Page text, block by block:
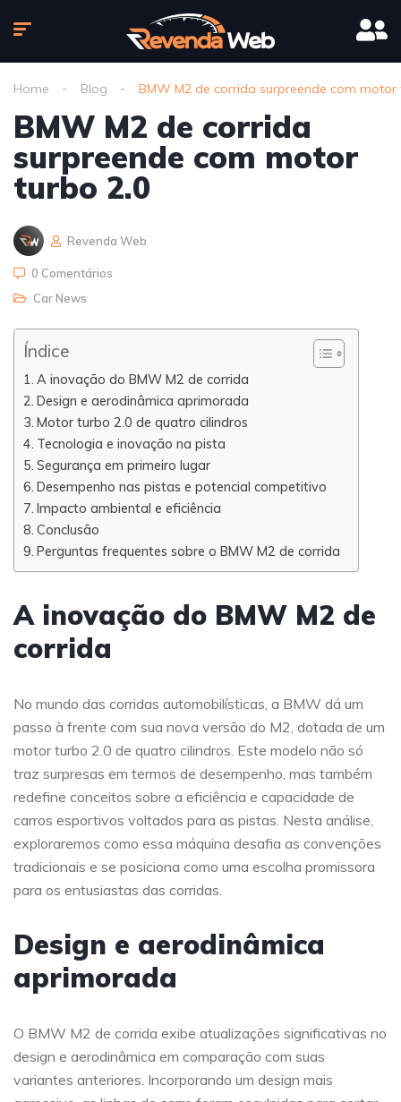
Home Blog BMW M2 de corrida surpreende com motor
BMW M2 de corrida
surpreende com motor
turbo 2.0
Revenda Web
0 Comentários
Car News
Índice
A inovação do BMW M2 de corrida
Design e aerodinâmica aprimorada
Motor turbo 2.0 de quatro cilindros
Tecnologia e inovação na pista
Segurança em primeiro lugar
Desempenho nas pistas e potencial competitivo
Impacto ambiental e eficiência
Conclusão
Perguntas frequentes sobre o BMW M2 de corrida
A inovação do BMW M2 de
corrida
No mundo das corridas automobilísticas, a BMW dá um
passo à frente com sua nova versão do M2, dotada de um
motor turbo 2.0 de quatro cilindros. Este modelo não só
traz surpresas em termos de desempenho, mas também
redefine conceitos sobre a eficiência e capacidade de
carros esportivos voltados para as pistas. Nesta análise,
exploraremos como essa máquina desafia as convenções
tradicionais e se posiciona como uma escolha promissora
para os entusiastas das corridas.
Design e aerodinâmica
aprimorada
O BMW M2 de corrida exibe atualizações significativas no
design e aerodinâmica em comparação com suas
variantes anteriores. Incorporando um design mais